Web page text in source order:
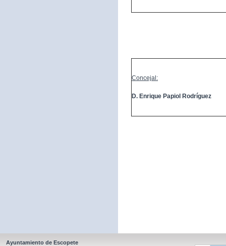
Concejal:
D. Enrique Papiol Rodríguez
Ayuntamiento de Escopete